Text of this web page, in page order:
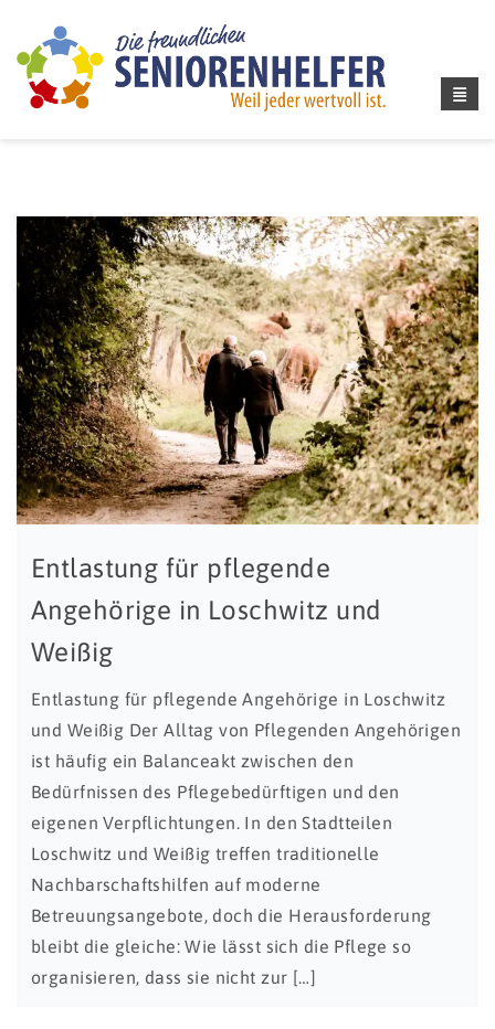
Entlastung für pflegende
Angehörige in Loschwitz und
Weißig
Entlastung für pflegende Angehörige in Loschwitz
und Weißig Der Alltag von Pflegenden Angehörigen
ist häufig ein Balanceakt zwischen den
Bedürfnissen des Pflegebedürftigen und den
eigenen Verpflichtungen. In den Stadtteilen
Loschwitz und Weißig treffen traditionelle
Nachbarschaftshilfen auf moderne
Betreuungsangebote, doch die Herausforderung
bleibt die gleiche: Wie lässt sich die Pflege so
organisieren, dass sie nicht zur […]